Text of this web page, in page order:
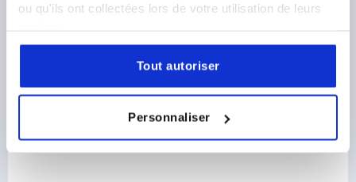
ou qu'ils ont collectées lors de votre utilisation de leurs
Tout autoriser
Personnaliser
Manette indexable en plastique avec taraudage, insert
taraudé en acier passivé bleu